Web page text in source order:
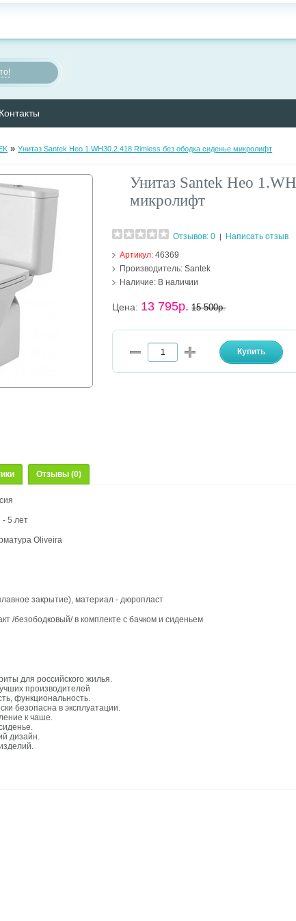
Контакты
»Унитаз Santek Нео 1.WH30.2.418 Rimless без ободка сиденье микролифт
Унитаз Santek Нео
микролифт
Отзывов: 0 |
Написать отзыв
Артикул:46369
Производитель: Santek
Наличие: В наличии
Цена: 13 795р. 15 500р.
Отзывы (0)
- 5 лет
Oliveira
закрытие), материал - дюропласт
/безободковый/ в комплекте с бачком и сиденьем
для российского жилья.
производителей
функциональность.
безопасна в эксплуатации.
к чаше.
дизайн.